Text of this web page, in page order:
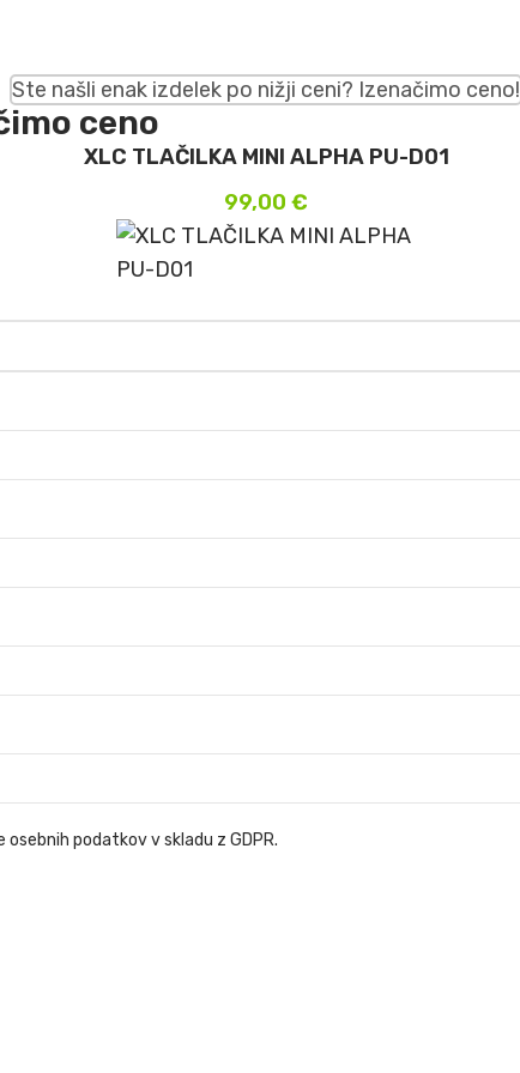
Ste našli enak izdelek po nižji ceni? Izenačimo ceno!
ceno
XLC TLAČILKA MINI ALPHA PU-D01
99,00 €
podatkov v skladu z GDPR.